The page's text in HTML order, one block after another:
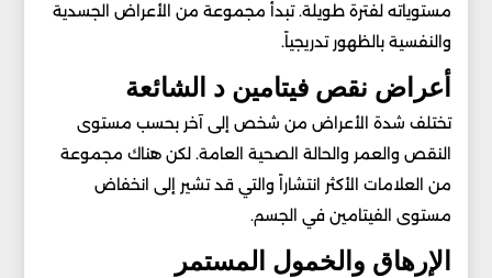
مستوياته لفترة طويلة. تبدأ مجموعة من الأعراض الجسدية
والنفسية بالظهور تدريجياً.
أعراض نقص فيتامين د الشائعة
تختلف شدة الأعراض من شخص إلى آخر بحسب مستوى
النقص والعمر والحالة الصحية العامة. لكن هناك مجموعة
من العلامات الأكثر انتشاراً والتي قد تشير إلى انخفاض
مستوى الفيتامين في الجسم.
الإرهاق والخمول المستمر